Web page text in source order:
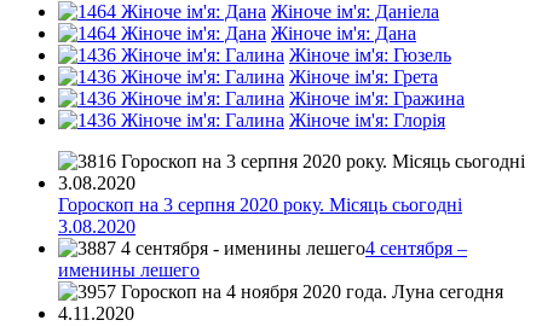
Жіноче ім'я: Даніела
Жіноче ім'я: Дана
Жіноче ім'я: Гюзель
Жіноче ім'я: Грета
Жіноче ім'я: Гражина
Жіноче ім'я: Глорія
Гороскоп на 3 серпня 2020 року. Місяць сьогодні
3.08.2020
4 сентября –
именины лешего